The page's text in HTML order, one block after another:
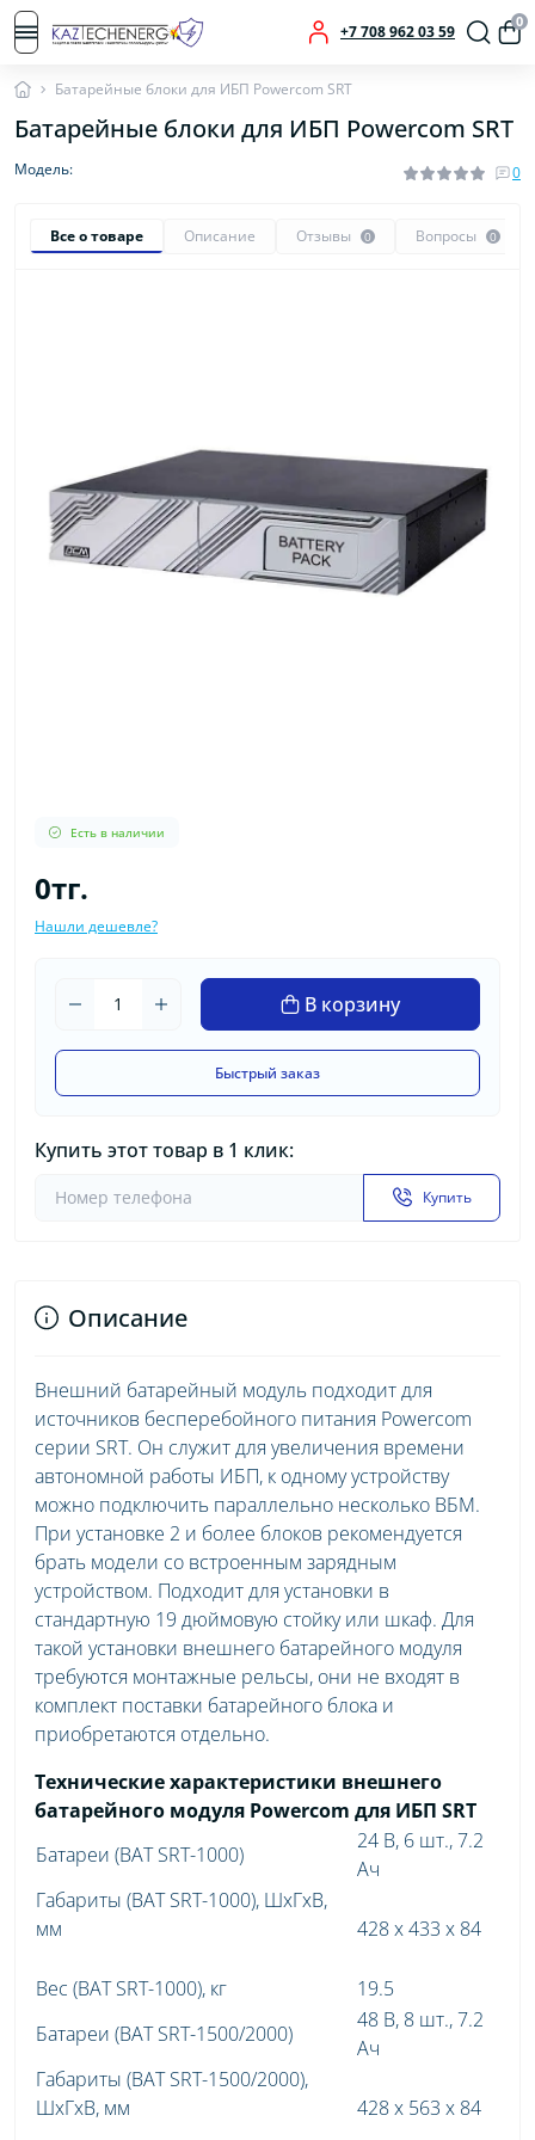
+7 708 962 03 59
0
Батарейные блоки для ИБП Powercom SRT
Батарейные блоки для ИБП Powercom SRT
Модель: 0
Все о товаре Описание Отзывы 0 Вопросы 0
Есть в наличии
0тг.
Нашли дешевле?
В корзину
Быстрый заказ
Купить этот товар в 1 клик:
Купить
Описание
Внешний батарейный модуль подходит для
источников бесперебойного питания Powercom
серии SRT. Он служит для увеличения времени
автономной работы ИБП, к одному устройству
можно подключить параллельно несколько ВБМ.
При установке 2 и более блоков рекомендуется
брать модели со встроенным зарядным
устройством. Подходит для установки в
стандартную 19 дюймовую стойку или шкаф. Для
такой установки внешнего батарейного модуля
требуются монтажные рельсы, они не входят в
комплект поставки батарейного блока и
приобретаются отдельно.
Технические характеристики внешнего
батарейного модуля Powercom для ИБП SRT
Батареи (BAT SRT-1000)
24 В, 6 шт., 7.2
Ач
Габариты (BAT SRT-1000), ШхГхВ,
мм
428 x 433 x 84
Вес (BAT SRT-1000), кг
19.5
Батареи (BAT SRT-1500/2000)
48 В, 8 шт., 7.2
Ач
Габариты (BAT SRT-1500/2000),
ШхГхВ, мм
428 x 563 x 84